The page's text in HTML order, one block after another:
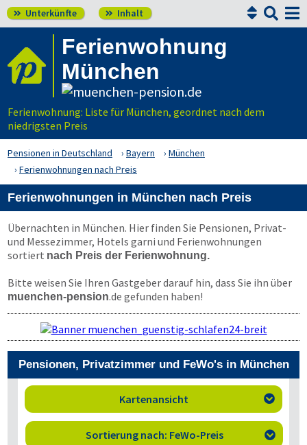
 Unterkünfte  Inhalt 

Ferienwohnung
München
Ferienwohnung: Liste für München, geordnet nach dem
niedrigsten Preis
Pensionen in Deutschland Bayern
München
Ferienwohnungen nach Preis
Ferienwohnungen in München nach Preis
Übernachten in München. Hier finden Sie Pensionen, Privat-
und Messezimmer, Hotels garni und Ferienwohnungen
sortiert nach Preis der Ferienwohnung.
Bitte weisen Sie Ihren Gastgeber darauf hin, dass Sie ihn über
muenchen-pension.de gefunden haben!
Pensionen, Privatzimmer und FeWo's in München
Kartenansicht 
Sortierung nach: FeWo-Preis 